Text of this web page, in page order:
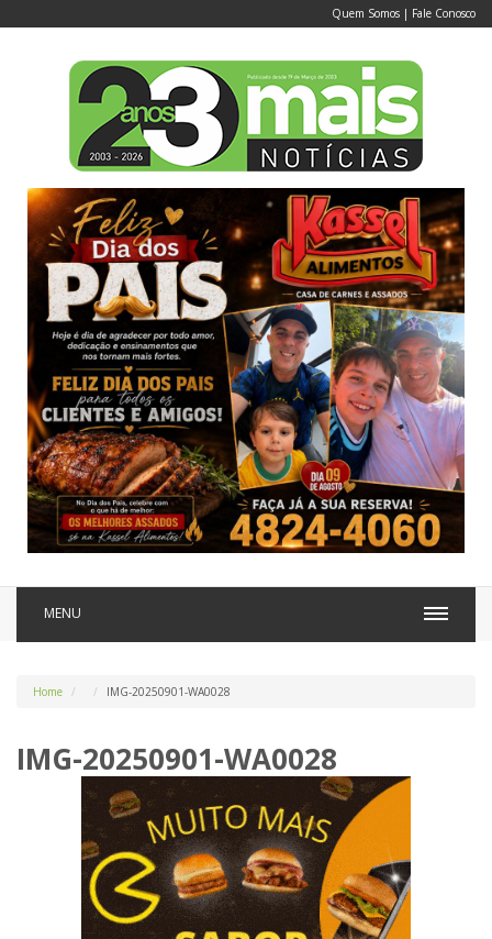
Quem Somos | Fale Conosco
MENU
Home IMG-20250901-WA0028
IMG-20250901-WA0028